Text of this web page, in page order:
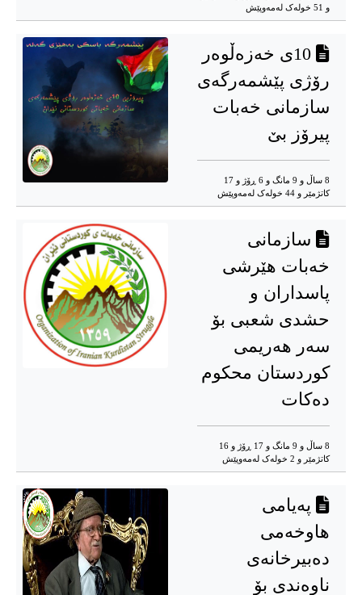
و 51 خوله‌ک له‌مه‌وپێش‌
10ی خەزەڵوەر
رۆژی پێشمەرگەی
سازمانی خەبات
پیرۆز بێ
8 ساڵ و 9 مانگ و 6 ڕۆژ و 17
کاتژمێر و 44 خوله‌ک له‌مه‌وپێش‌
سازمانی
خه‌بات هێرشی
پاسداران و
حشدی شعبی بۆ
سه‌ر هه‌ریمی
کوردستان محکوم
ده‌کات
8 ساڵ و 9 مانگ و 17 ڕۆژ و 16
کاتژمێر و 2 خوله‌ک له‌مه‌وپێش‌
پەیامی
هاوخەمی
دەبیرخانەی
ناوەندی بۆ